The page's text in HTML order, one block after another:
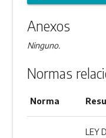
Anexos
Ninguno.
Normas
Norma
LEY